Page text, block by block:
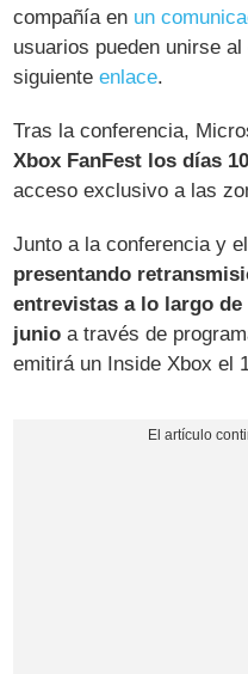
compañía en un
usuarios pueden unirse
siguienteenlace.
Tras la conferencia,
Xbox FanFest los días
acceso exclusivo a las
Junto a la conferencia y
presentando
entrevistas a lo largo de
junio a través de
emitirá un Inside Xbox el